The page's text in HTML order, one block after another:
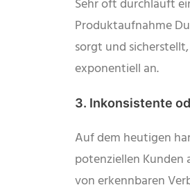
Sehr oft durchläuft
Produktaufnahme
sorgt und
exponentiell an.
3. Inkonsistente
Auf dem heutigen
potenziellen Kunden
von erkennbaren